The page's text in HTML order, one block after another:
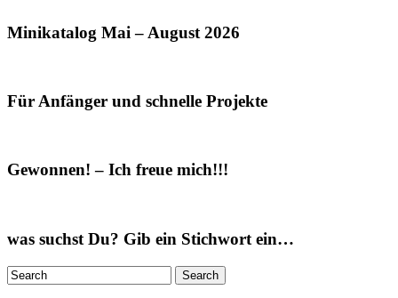
Minikatalog Mai – August 2026
Für Anfänger und schnelle Projekte
Gewonnen! – Ich freue mich!!!
was suchst Du? Gib ein Stichwort ein…